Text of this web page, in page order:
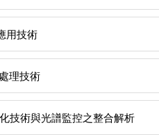
用技術
理技術
技術與光譜監控之整合解析